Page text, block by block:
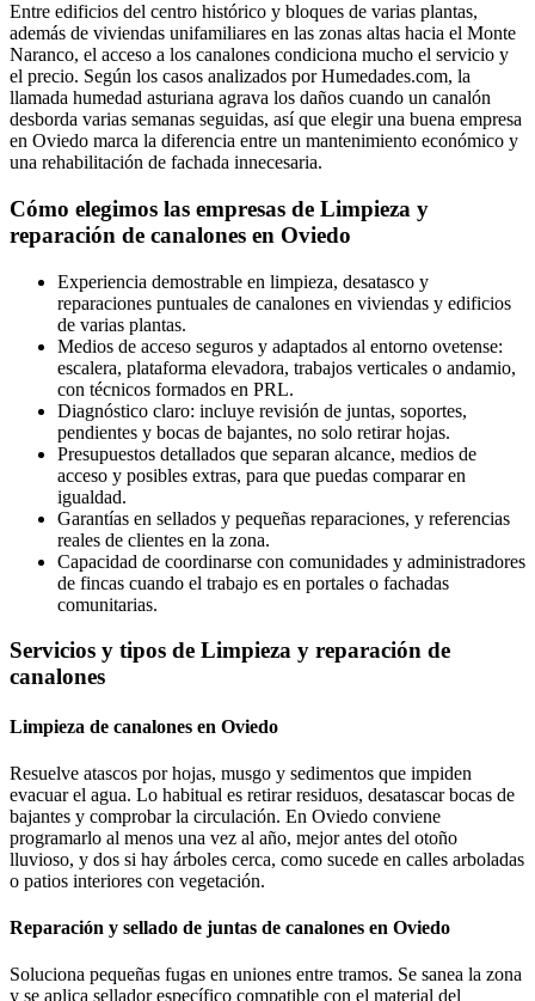
Entre edificios del centro histórico y bloques de varias plantas,
además de viviendas unifamiliares en las zonas altas hacia el Monte
Naranco, el acceso a los canalones condiciona mucho el servicio y
el precio. Según los casos analizados por Humedades.com, la
llamada humedad asturiana agrava los daños cuando un canalón
desborda varias semanas seguidas, así que elegir una buena empresa
en Oviedo marca la diferencia entre un mantenimiento económico y
una rehabilitación de fachada innecesaria.
Cómo elegimos las empresas de Limpieza y
reparación de canalones en Oviedo
Experiencia demostrable en limpieza, desatasco y
reparaciones puntuales de canalones en viviendas y edificios
de varias plantas.
Medios de acceso seguros y adaptados al entorno ovetense:
escalera, plataforma elevadora, trabajos verticales o andamio,
con técnicos formados en PRL.
Diagnóstico claro: incluye revisión de juntas, soportes,
pendientes y bocas de bajantes, no solo retirar hojas.
Presupuestos detallados que separan alcance, medios de
acceso y posibles extras, para que puedas comparar en
igualdad.
Garantías en sellados y pequeñas reparaciones, y referencias
reales de clientes en la zona.
Capacidad de coordinarse con comunidades y administradores
de fincas cuando el trabajo es en portales o fachadas
comunitarias.
Servicios y tipos de Limpieza y reparación de
canalones
Limpieza de canalones en Oviedo
Resuelve atascos por hojas, musgo y sedimentos que impiden
evacuar el agua. Lo habitual es retirar residuos, desatascar bocas de
bajantes y comprobar la circulación. En Oviedo conviene
programarlo al menos una vez al año, mejor antes del otoño
lluvioso, y dos si hay árboles cerca, como sucede en calles arboladas
o patios interiores con vegetación.
Reparación y sellado de juntas de canalones en Oviedo
Soluciona pequeñas fugas en uniones entre tramos. Se sanea la zona
y se aplica sellador específico compatible con el material del